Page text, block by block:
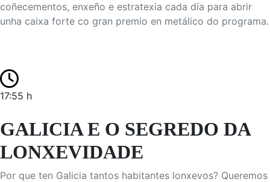
coñecementos, enxeño e estratexia cada día para abrir
unha caixa forte co gran premio en metálico do programa.
17:55 h
GALICIA E O SEGREDO DA
LONXEVIDADE
Por que ten Galicia tantos habitantes lonxevos? Queremos